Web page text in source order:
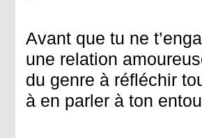
Avant que tu ne
une relation
du genre à réfléchir
à en parler à ton